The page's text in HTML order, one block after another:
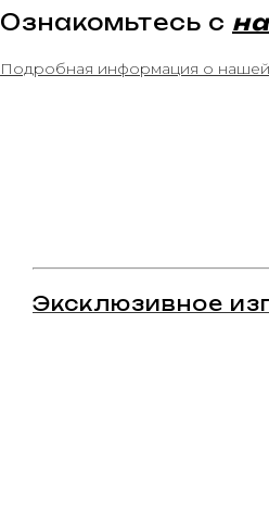
Ознакомьтесь с
Подробная информация о
Эксклюзивное